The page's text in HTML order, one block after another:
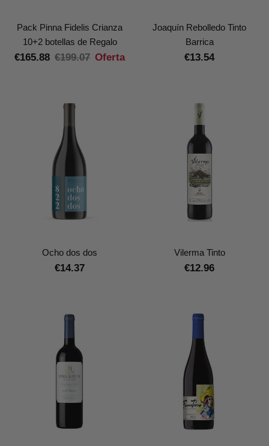
Pack Pinna Fidelis Crianza
10+2 botellas de Regalo
€165.88 €199.07 Oferta
Joaquín Rebolledo Tinto
Barrica
€13.54
Ocho dos dos
€14.37
Vilerma Tinto
€12.96